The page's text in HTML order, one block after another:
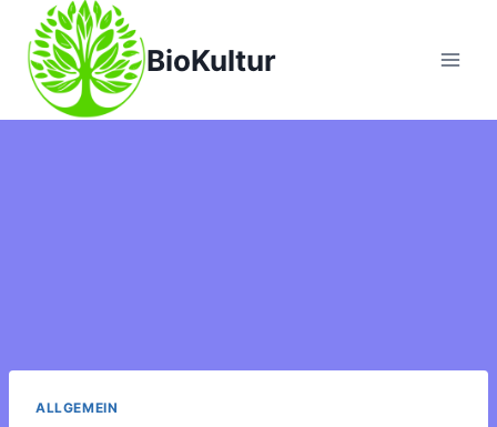
Inhalt
springen
BioKultur
ALLGEMEIN